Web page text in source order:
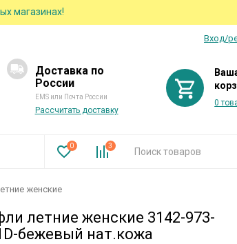
магазинах!
Вход/
Доставка по
России
EMS или Почта России
Рассчитать доставку
0
0 3
женские
летние женские 3142-973-
бежевый нат.кожа